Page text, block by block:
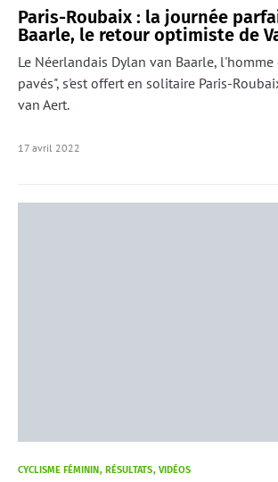
Paris-Roubaix : la journée
Baarle, le retour optimiste de
Le Néerlandais Dylan van Baarle,
pavés", s'est offert en solitaire Paris-
van Aert.
17 avril 2022
CYCLISME FÉMININ RÉSULTATS VIDÉOS